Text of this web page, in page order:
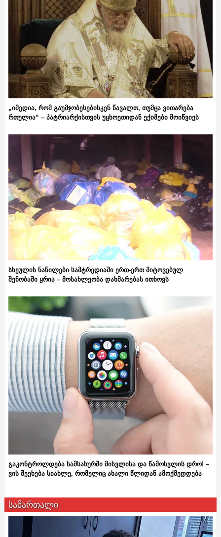
„იმედია, რომ გაუმჯობესებისკენ წავალთ, თუმცა ვითარება
რთულია“ – პატრიარქისთვის უცხოეთიდან ექიმები მოიწვიეს
სხეულის ნაწილები სამტრედიაში ერთ-ერთ მიტოვებულ
შენობაში ყრია – მოსახლეობა დახმარებას ითხოვს
გაკონტროლდება სამსახურში მისვლისა და წამოსვლის დრო! –
ვის შეეხება სიახლე, რომელიც ახალი წლიდან ამოქმედდება
სამართალი